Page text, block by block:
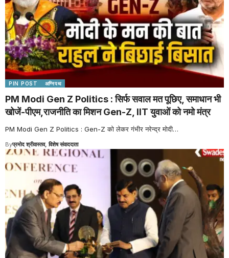
PIN POST अग्निपथ
PM Modi Gen Z Politics : सिर्फ सवाल मत पूछिए, समाधान भी
खोजें-पीएम,राजनीति का मिशन Gen-Z, IIT युवाओं को नमो मंत्र
PM Modi Gen Z Politics : Gen-Z को लेकर गंभीर नरेन्द्र मोदी…
Byप्रमोद श्रीवास्तव, विशेष संवाददाता